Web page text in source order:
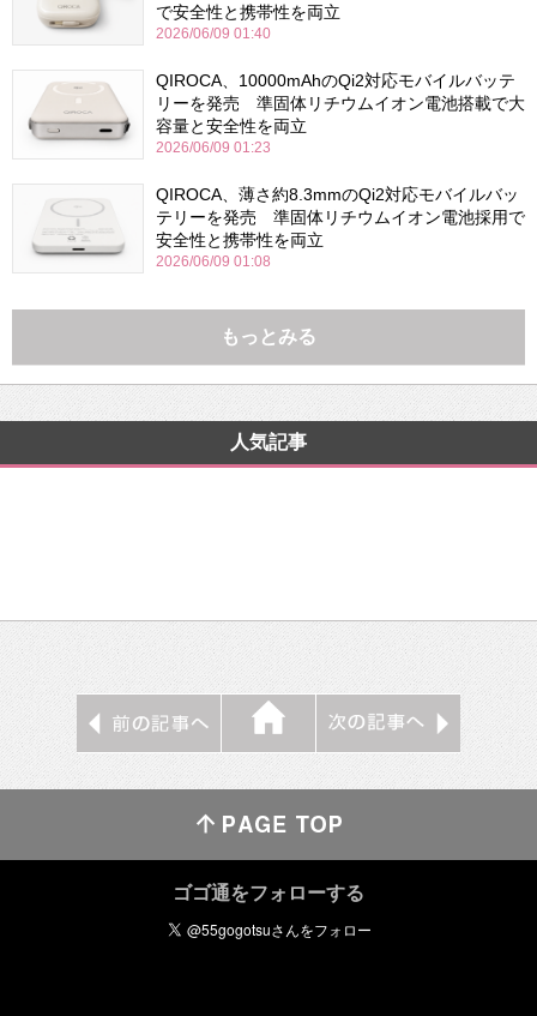
で安全性と携帯性を両立
2026/06/09 01:40
QIROCA、10000mAhのQi2対応モバイルバッテ
リーを発売 準固体リチウムイオン電池搭載で大
容量と安全性を両立
2026/06/09 01:23
QIROCA、薄さ約8.3mmのQi2対応モバイルバッ
テリーを発売 準固体リチウムイオン電池採用で
安全性と携帯性を両立
2026/06/09 01:08
もっとみる
人気記事
ゴゴ通をフォローする